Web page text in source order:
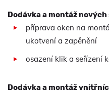
Dodávka a montáž
příprava oken na
ukotvení a zapěnění
osazení klik a seřízení
Dodávka a montáž